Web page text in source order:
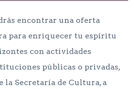
encontrar una oferta
para enriquecer tu espíritu
con actividades
públicas o privadas,
la Secretaría de Cultura, a